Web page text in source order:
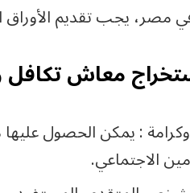
يجب تقديم الأوراق
معاش تكافل
: يمكن الحصول عليها
الاجتماعي.